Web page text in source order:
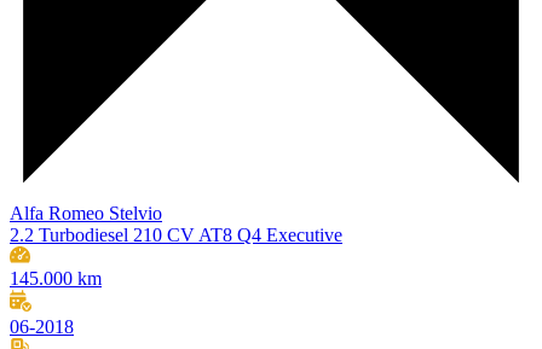
Alfa Romeo Stelvio
2.2 Turbodiesel 210 CV AT8 Q4 Executive
145.000 km
06-2018